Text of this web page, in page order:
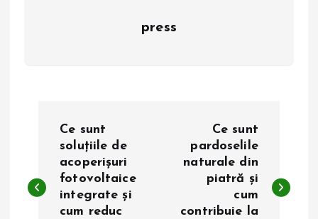
press
v
Ce sunt
soluțiile de
acoperișuri
fotovoltaice
integrate și
cum reduc
Ce sunt
pardoselile
naturale din
piatră și
cum
contribuie la